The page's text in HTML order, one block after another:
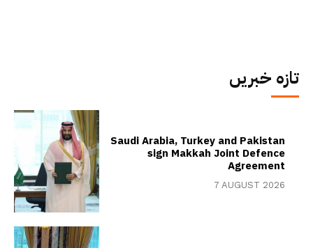
تازہ خبریں
Saudi Arabia, Turkey and Pakistan
sign Makkah Joint Defence
Agreement
7 AUGUST 2026